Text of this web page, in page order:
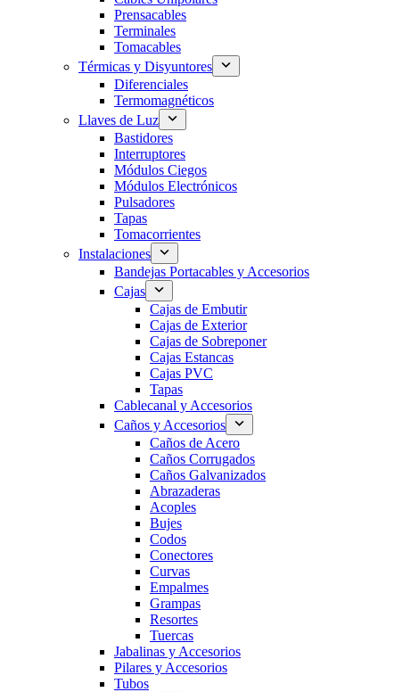
Prensacables
Terminales
Tomacables
Térmicas y Disyuntores
Diferenciales
Termomagnéticos
Llaves de Luz
Bastidores
Interruptores
Módulos Ciegos
Módulos Electrónicos
Pulsadores
Tapas
Tomacorrientes
Instalaciones
Bandejas Portacables y Accesorios
Cajas
Cajas de Embutir
Cajas de Exterior
Cajas de Sobreponer
Cajas Estancas
Cajas PVC
Tapas
Cablecanal y Accesorios
Caños y Accesorios
Caños de Acero
Caños Corrugados
Caños Galvanizados
Abrazaderas
Acoples
Bujes
Codos
Conectores
Curvas
Empalmes
Grampas
Resortes
Tuercas
Jabalinas y Accesorios
Pilares y Accesorios
Tubos